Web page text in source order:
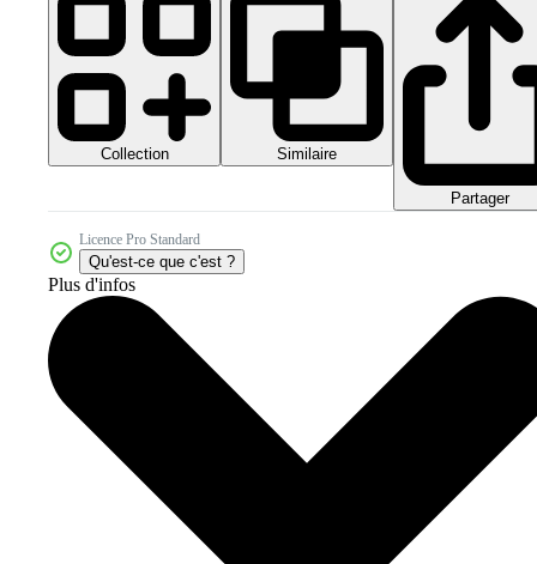
Collection Similaire
Partager
Licence Pro Standard
Qu'est-ce que c'est ?
Plus d'infos